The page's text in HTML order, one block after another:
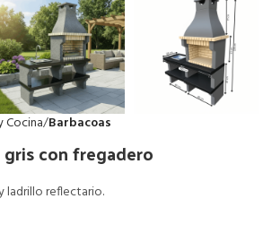
Cocina Barbacoas
con fregadero
ladrillo reflectario.